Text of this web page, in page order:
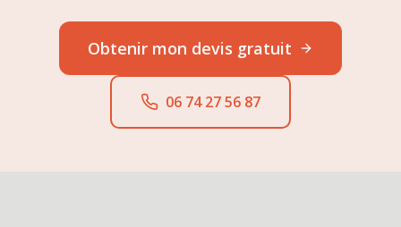
Obtenir mon devis gratuit
06 74 27 56 87